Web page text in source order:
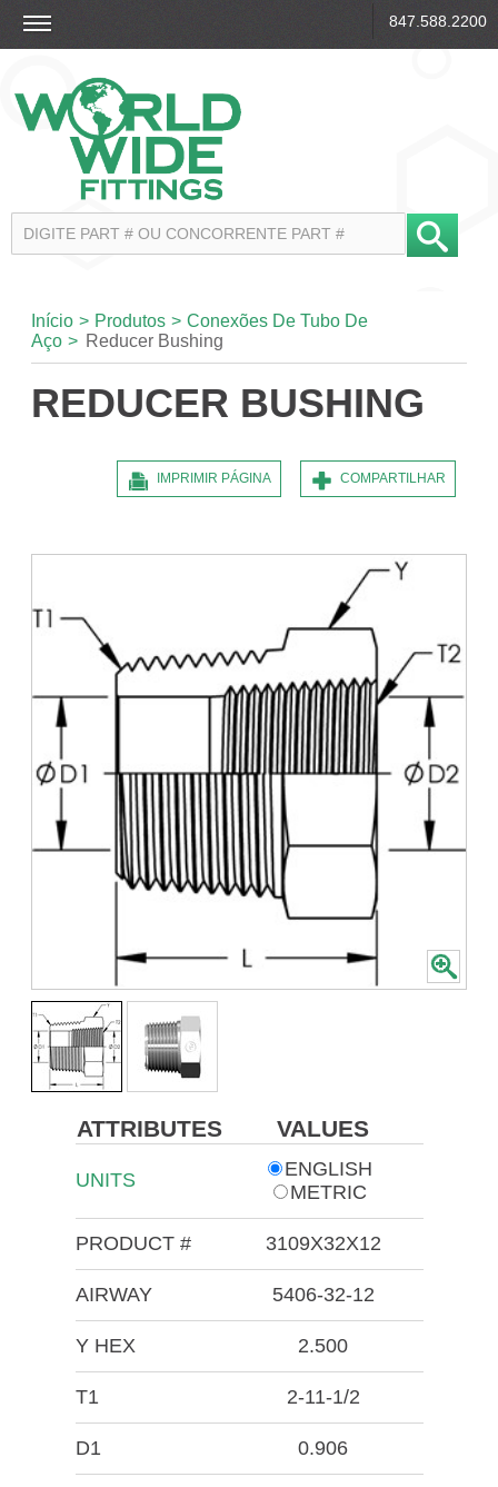
847.588.2200
Início > Produtos > Conexões De Tubo De
Aço > Reducer Bushing
REDUCER BUSHING
COMPARTILHAR
IMPRIMIR PÁGINA
ATTRIBUTES VALUES
UNITS
ENGLISH
METRIC
PRODUCT # 3109X32X12
AIRWAY 5406-32-12
Y HEX 2.500
T1 2-11-1/2
D1 0.906